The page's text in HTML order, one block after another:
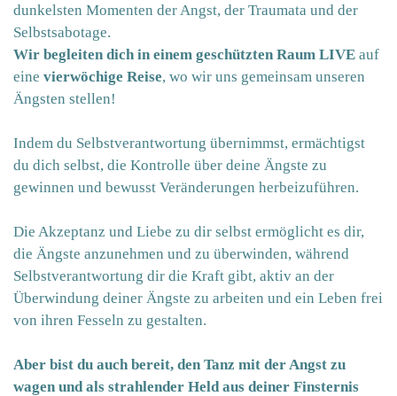
dunkelsten Momenten der Angst, der Traumata und der
Selbstsabotage.
Wir begleiten dich in einem geschützten Raum LIVE auf
eine vierwöchige Reise, wo wir uns gemeinsam unseren
Ängsten stellen!
Indem du Selbstverantwortung übernimmst, ermächtigst
du dich selbst, die Kontrolle über deine Ängste zu
gewinnen und bewusst Veränderungen herbeizuführen.
Die Akzeptanz und Liebe zu dir selbst ermöglicht es dir,
die Ängste anzunehmen und zu überwinden, während
Selbstverantwortung dir die Kraft gibt, aktiv an der
Überwindung deiner Ängste zu arbeiten und ein Leben frei
von ihren Fesseln zu gestalten.
Aber bist du auch bereit, den Tanz mit der Angst zu
wagen und als strahlender Held aus deiner Finsternis